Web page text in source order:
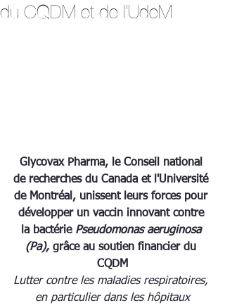
du CQDM et de l'UdeM
Glycovax Pharma, le Conseil national
de recherches du Canada et l'Université
de Montréal, unissent leurs forces pour
développer un vaccin innovant contre
la bactérie Pseudomonas aeruginosa
(Pa), grâce au soutien financier du
CQDM
Lutter contre les maladies respiratoires,
en particulier dans les hôpitaux